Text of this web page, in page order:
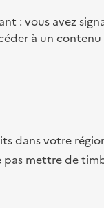
: vous avez
à un
dans votre
mettre de